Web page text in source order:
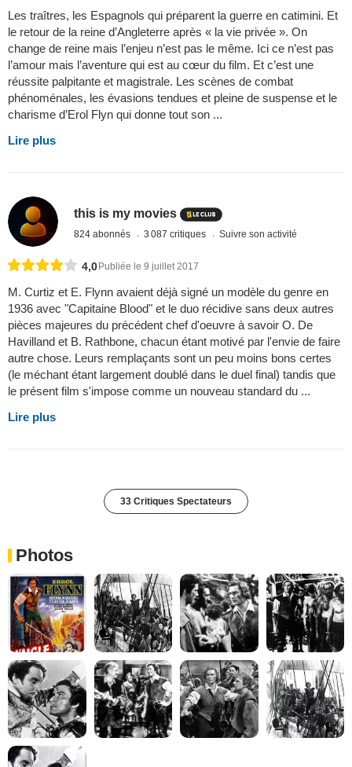
Les traîtres, les Espagnols qui préparent la guerre en catimini. Et
le retour de la reine d’Angleterre après « la vie privée ». On
change de reine mais l’enjeu n’est pas le même. Ici ce n’est pas
l’amour mais l’aventure qui est au cœur du film. Et c’est une
réussite palpitante et magistrale. Les scènes de combat
phénoménales, les évasions tendues et pleine de suspense et le
charisme d’Erol Flyn qui donne tout son ...
Lire plus
this is my movies
824 abonnés 3 087 critiques Suivre son activité
4,0 Publiée le 9 juillet 2017
M. Curtiz et E. Flynn avaient déjà signé un modèle du genre en
1936 avec "Capitaine Blood" et le duo récidive sans deux autres
pièces majeures du précédent chef d'oeuvre à savoir O. De
Havilland et B. Rathbone, chacun étant motivé par l'envie de faire
autre chose. Leurs remplaçants sont un peu moins bons certes
(le méchant étant largement doublé dans le duel final) tandis que
le présent film s'impose comme un nouveau standard du ...
Lire plus
33 Critiques Spectateurs
Photos